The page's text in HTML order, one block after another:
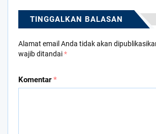
TINGGALKAN BALASAN
Alamat email Anda tidak akan
wajib ditandai*
Komentar*